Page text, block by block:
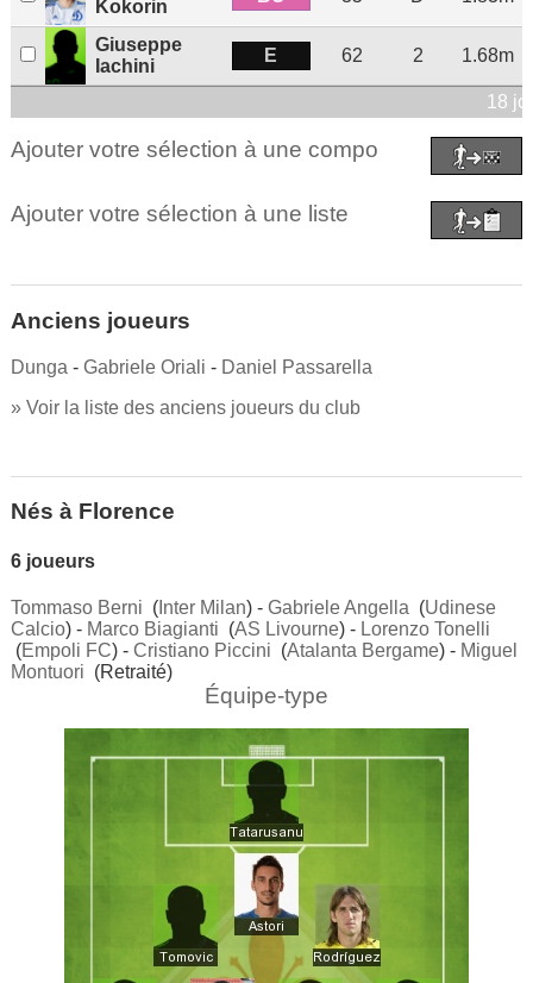
Kokorin
Giuseppe
Iachini
E 62 2 1.68m
18
Ajouter votre sélection à une compo
Ajouter votre sélection à une liste
Anciens joueurs
Dunga - Gabriele Oriali - Daniel Passarella
» Voir la liste des anciens joueurs du club
Nés à Florence
6 joueurs
Tommaso Berni (Inter Milan) - Gabriele Angella (Udinese
Calcio) - Marco Biagianti (AS Livourne) - Lorenzo Tonelli
(Empoli FC) - Cristiano Piccini (Atalanta Bergame) - Miguel
Montuori (Retraité)
Équipe-type